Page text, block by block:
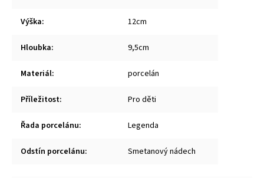
Výška: 12cm
Hloubka: 9,5cm
Materiál: porcelán
Příležitost: Pro děti
Řada porcelánu: Legenda
Odstín porcelánu: Smetanový nádech